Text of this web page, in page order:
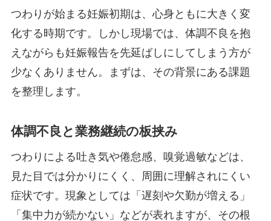
つわりが始まる妊娠初期は、心身ともに大きく変
化する時期です。しかし現場では、体調不良を抱
えながらも妊娠報告を先延ばしにしてしまう方が
少なくありません。まずは、その背景にある課題
を整理します。
体調不良と業務継続の板挟み
つわりによる吐き気や倦怠感、嗅覚過敏などは、
見た目では分かりにくく、周囲に理解されにくい
症状です。現象としては「遅刻や欠勤が増える」
「集中力が続かない」などが表れますが、その根